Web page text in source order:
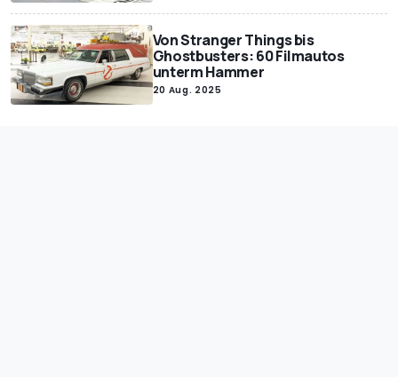
Von Stranger Things bis
Ghostbusters: 60 Filmautos
unterm Hammer
20 Aug. 2025